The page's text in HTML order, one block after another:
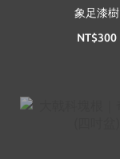
象足漆樹
NT$300